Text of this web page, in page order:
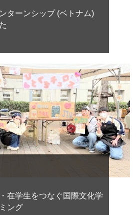
ターンシップ (ベトナム)
在学生をつなぐ国際文化学
ング